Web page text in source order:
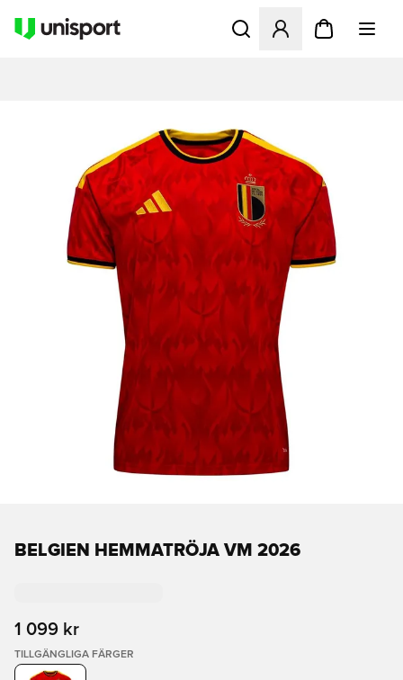
Öppnar en Modal för att
BELGIEN HEMMATRÖJA VM 2026
1 099 kr
TILLGÄNGLIGA FÄRGER